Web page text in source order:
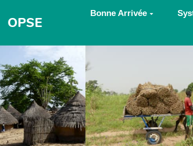
Aller au contenu principal
OPSE
Bonne Arrivée